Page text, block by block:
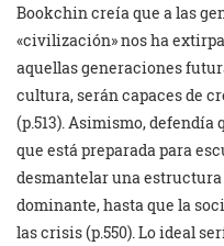
Bookchin creía que a las
«civilización» nos ha
aquellas generaciones
cultura, serán capaces de
(p.513). Asimismo, defendía
que está preparada para
desmantelar una
dominante, hasta que la
las crisis (p.550). Lo ideal